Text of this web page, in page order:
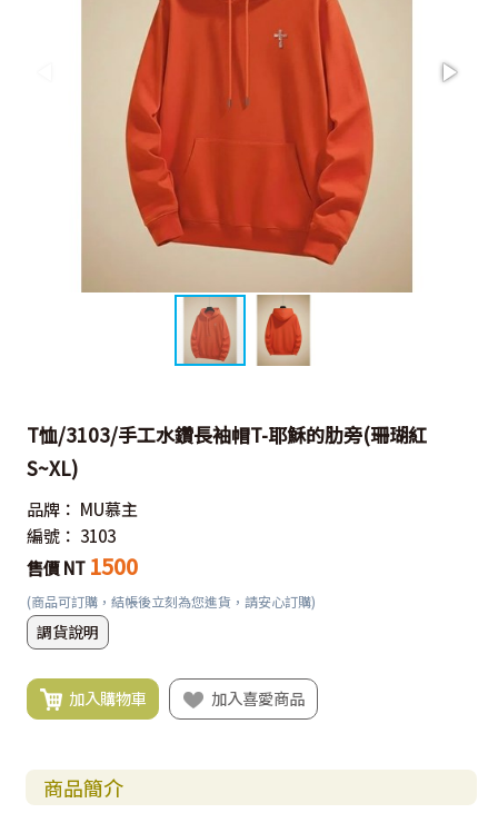
T恤/3103/手工水鑽長袖帽T-耶穌的肋旁(珊瑚紅
S~XL)
品牌： MU慕主
編號： 3103
售價 NT 1500
(商品可訂購，結帳後立刻為您進貨，請安心訂購)
調貨說明
加入購物車 加入喜愛商品
商品簡介